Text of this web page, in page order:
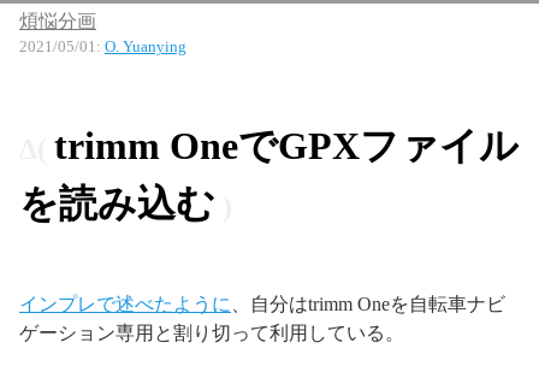
煩悩分画
2021/05/01: O. Yuanying
trimm OneでGPXファイル
を読み込む
インプレで述べたように
、自分はtrimm Oneを自転車ナビ
ゲーション専用と割り切って利用している。